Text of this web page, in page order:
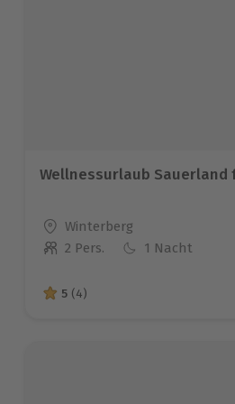
Wellnessurlaub Sauerland
Standort
Winterberg
Anzahl der Teilnehmer
2 Pers. 1 Nacht
5 von 5 Sternen basierend auf
5 (4)